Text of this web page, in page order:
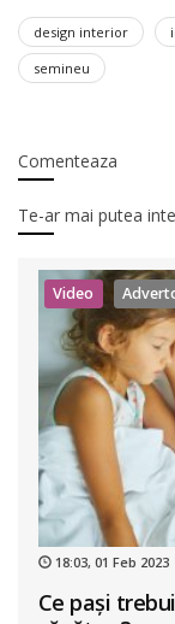
design interior
semineu
Comenteaza
Te-ar mai putea
Video
18:03, 01 Feb 2023
Ce pași